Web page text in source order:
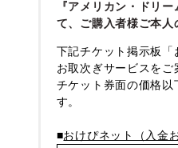
『アメリカン・ドリ
て、ご購入者様ご本人
下記チケット掲示板「
お取次ぎサービスをご
チケット券面の価格
す。
■おけぴネット（入金